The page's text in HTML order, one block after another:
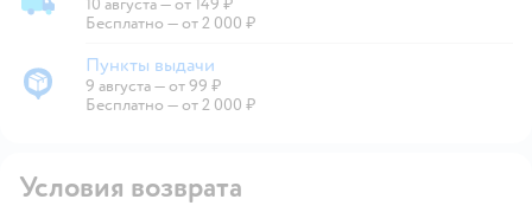
Доставка со склада
10 августа—от 149 ₽
Бесплатно — от 2 000 ₽
Пункты выдачи
Пункты выдачи
9 августа—от 99 ₽
Бесплатно — от 2 000 ₽
Условия возврата